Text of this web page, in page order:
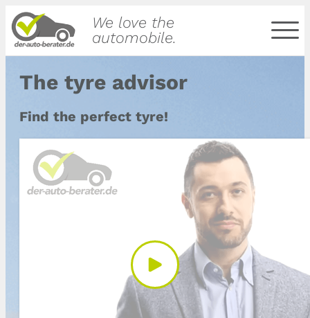
We love the
automobile.
The tyre advisor
Find the perfect tyre!